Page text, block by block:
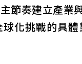
節奏建立產業
化挑戰的具